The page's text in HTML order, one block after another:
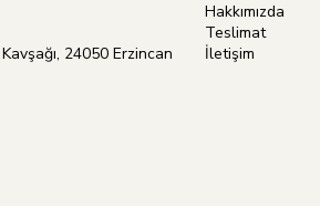
24050 Erzincan
Hakkımızda
Teslimat
İletişim